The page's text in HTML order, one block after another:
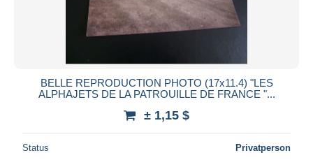
BELLE REPRODUCTION PHOTO (17x11.4) "LES
ALPHAJETS DE LA PATROUILLE DE FRANCE "...
± 1,15 $
Status Privatperson